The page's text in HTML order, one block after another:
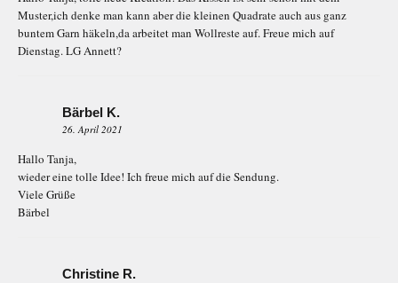
Muster,ich denke man kann aber die kleinen Quadrate auch aus ganz
buntem Garn häkeln,da arbeitet man Wollreste auf. Freue mich auf
Dienstag. LG Annett?
Bärbel K.
26. April 2021
Hallo Tanja,
wieder eine tolle Idee! Ich freue mich auf die Sendung.
Viele Grüße
Bärbel
Christine R.